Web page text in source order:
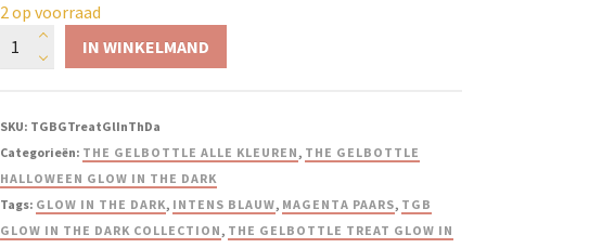
2 op voorraad
IN WINKELMAND
SKU: TGBGTreatGlInThDa
Categorieën: THE GELBOTTLE ALLE KLEUREN, THE GELBOTTLE
HALLOWEEN GLOW IN THE DARK
Tags: GLOW IN THE DARK, INTENS BLAUW, MAGENTA PAARS, TGB
GLOW IN THE DARK COLLECTION, THE GELBOTTLE TREAT GLOW IN